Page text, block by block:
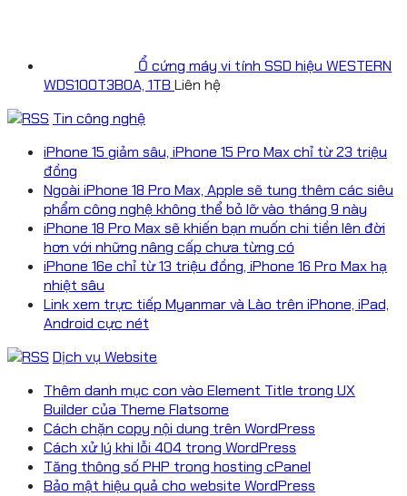
Ổ cứng máy vi tính SSD hiệu WESTERN
WDS100T3B0A, 1TB Liên hệ
Tin công nghệ
iPhone 15 giảm sâu, iPhone 15 Pro Max chỉ từ 23 triệu
đồng
Ngoài iPhone 18 Pro Max, Apple sẽ tung thêm các siêu
phẩm công nghệ không thể bỏ lỡ vào tháng 9 này
iPhone 18 Pro Max sẽ khiến bạn muốn chi tiền lên đời
hơn với những nâng cấp chưa từng có
iPhone 16e chỉ từ 13 triệu đồng, iPhone 16 Pro Max hạ
nhiệt sâu
Link xem trực tiếp Myanmar và Lào trên iPhone, iPad,
Android cực nét
Dịch vụ Website
Thêm danh mục con vào Element Title trong UX
Builder của Theme Flatsome
Cách chặn copy nội dung trên WordPress
Cách xử lý khi lỗi 404 trong WordPress
Tăng thông số PHP trong hosting cPanel
Bảo mật hiệu quả cho website WordPress